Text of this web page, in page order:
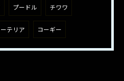
プードル チワワ
テリア コーギー